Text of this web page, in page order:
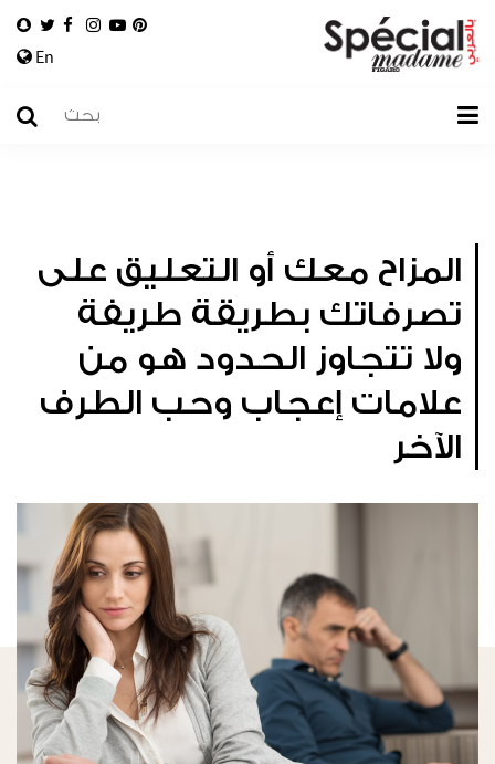
En
المزاح معك أو التعليق على
تصرفاتك بطريقة طريفة
ولا تتجاوز الحدود هو من
علامات إعجاب وحب الطرف
الآخر